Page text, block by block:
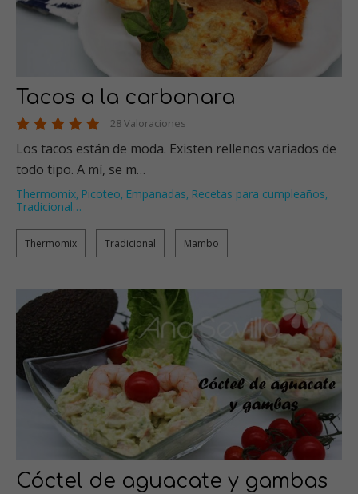
Tacos a la carbonara
28 Valoraciones
Los tacos están de moda. Existen rellenos variados de
todo tipo. A mí, se m…
Thermomix, Picoteo, Empanadas, Recetas para cumpleaños,
Tradicional…
Thermomix Tradicional Mambo
Cóctel de aguacate y gambas